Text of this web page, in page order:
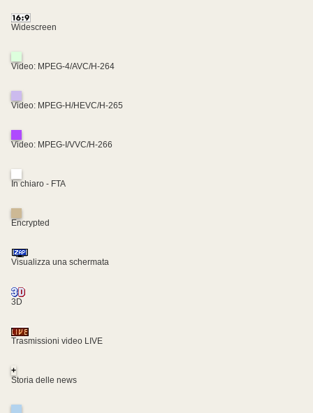
Widescreen
Video: MPEG-4/AVC/H-264
Video: MPEG-H/HEVC/H-265
Video: MPEG-I/VVC/H-266
In chiaro - FTA
Encrypted
Visualizza una schermata
3D
Trasmissioni video LIVE
+
Storia delle news